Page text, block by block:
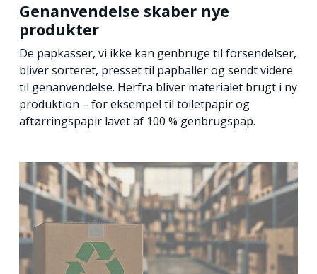
Genanvendelse skaber nye
produkter
De papkasser, vi ikke kan genbruge til forsendelser,
bliver sorteret, presset til papballer og sendt videre
til genanvendelse. Herfra bliver materialet brugt i ny
produktion – for eksempel til toiletpapir og
aftørringspapir lavet af 100 % genbrugspap.